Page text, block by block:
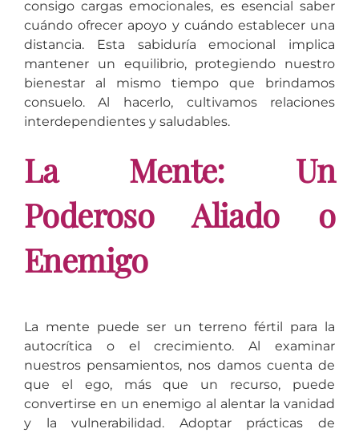
consigo cargas emocionales, es esencial saber
cuándo ofrecer apoyo y cuándo establecer una
distancia. Esta sabiduría emocional implica
mantener un equilibrio, protegiendo nuestro
bienestar al mismo tiempo que brindamos
consuelo. Al hacerlo, cultivamos relaciones
interdependientes y saludables.
La Mente: Un
Poderoso Aliado o
Enemigo
La mente puede ser un terreno fértil para la
autocrítica o el crecimiento. Al examinar
nuestros pensamientos, nos damos cuenta de
que el ego, más que un recurso, puede
convertirse en un enemigo al alentar la vanidad
y la vulnerabilidad. Adoptar prácticas de